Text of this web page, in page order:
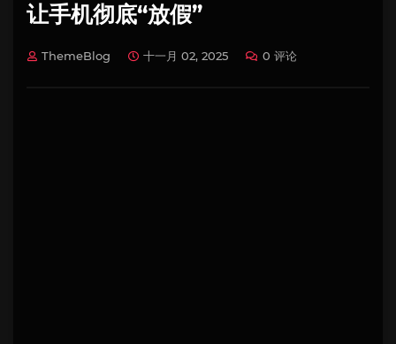
让手机彻底“放假”
ThemeBlog 十一月 02, 2025 0 评论